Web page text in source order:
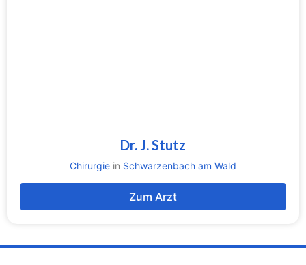
Dr. J. Stutz
Chirurgie in Schwarzenbach am Wald
Zum Arzt